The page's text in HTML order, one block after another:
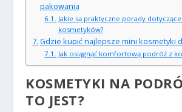
pakowania
Jakie są praktyczne porady
kosmetyków?
Gdzie kupić najlepsze mini kosmetyki
Jak osiągnąć komfortową podróż z
KOSMETYKI NA
TO JEST?